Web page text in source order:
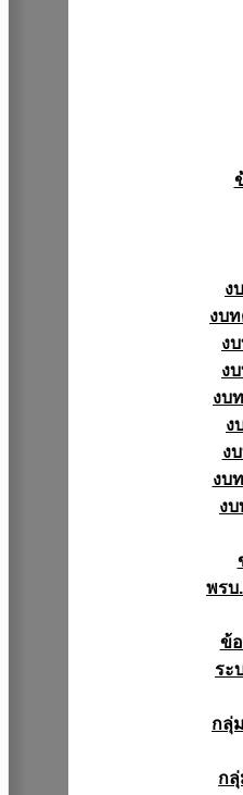
ง
งบ
ง
ง
งบ
ง
ง
งบ
ง
พรบ
ข้
ระ
กลุ่
ก